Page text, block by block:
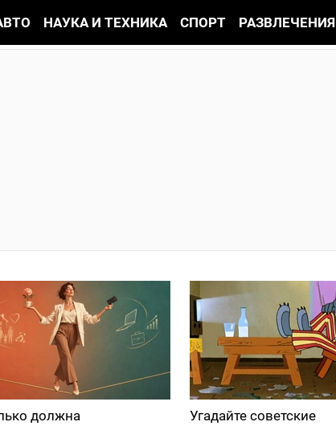
НАУКА И ТЕХНИКА СПОРТ РАЗВЛЕЧЕНИЯ
должна
Угадайте советские